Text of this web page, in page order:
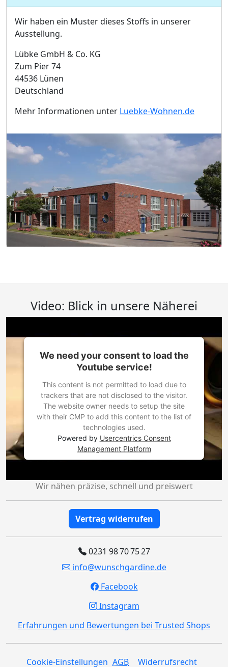
Wir haben ein Muster dieses Stoffs in unserer
Ausstellung.
Lübke GmbH & Co. KG
Zum Pier 74
44536 Lünen
Deutschland
Mehr Informationen unter Luebke-Wohnen.de
Video: Blick in unsere Näherei
We need your consent to load the
Youtube service!
This content is not permitted to load due to
trackers that are not disclosed to the visitor.
The website owner needs to setup the site
with their CMP to add this content to the list of
technologies used.
Powered by Usercentrics Consent
Management Platform
Wir nähen präzise, schnell und preiswert
Vertrag widerrufen
0231 98 70 75 27
info@wunschgardine.de
Facebook
Instagram
Erfahrungen und Bewertungen bei Trusted Shops
Cookie-Einstellungen AGB Widerrufsrecht